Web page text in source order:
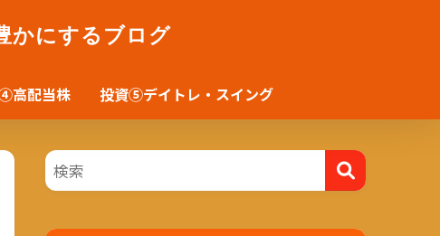
かにするブログ
高配当株 投資⑤デイトレ・スイング